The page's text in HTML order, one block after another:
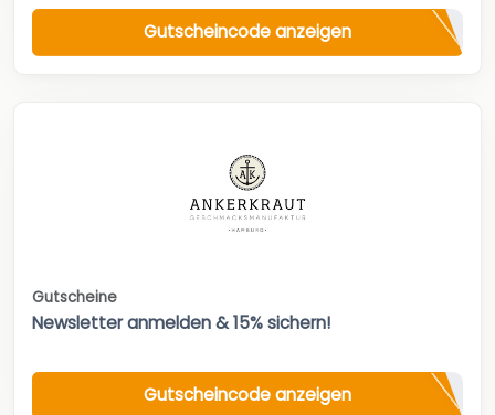
Gutscheincode anzeigen
Gutscheine
Newsletter anmelden & 15% sichern!
Gutscheincode anzeigen